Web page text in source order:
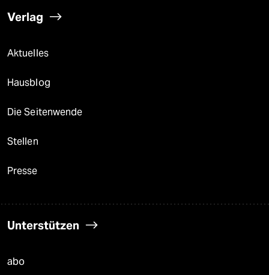
Verlag
Aktuelles
Hausblog
Die Seitenwende
Stellen
Presse
Unterstützen
abo